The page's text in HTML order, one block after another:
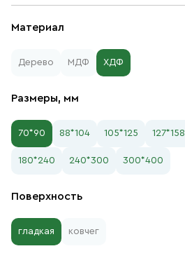
Материал
Дерево МДФ ХДФ
Размеры, мм
70*90 88*104 105*125 127*158
180*240 240*300 300*400
Поверхность
гладкая ковчег